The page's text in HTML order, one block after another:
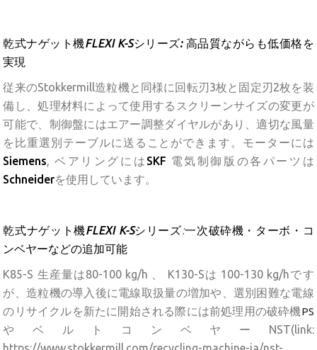
乾式ナゲット機FLEXI K-Sシリーズ: 高品質ながらも低価格を
実現
従来のStokkermill造粒機と同様に回転刃3枚と固定刃2枚を装
備し、処理材料によって使用するスクリーンサイズの変更が
可能で、制御盤にはエアー調整ダイヤルがあり、適切な風量
を比重選別テーブルに送ることができます。モーターには
Siemens, ベアリングには SKF 電気制御版の各パーツは
Schneiderを使用しています。
乾式ナゲット機FLEXI K-Sシリーズ:一次破砕機・ターボ・コ
ンベヤーなどの追加可能
K85-S 生産量は80-100 kg/h 、 K130-Sは 100-130 kg/hです
が、造粒機の導入後に電線取扱量の増加や、選別困難な電線
のリサイクルを新たに開始される際には前処理用の破砕機PS
やベルトコンベヤーNST(link: